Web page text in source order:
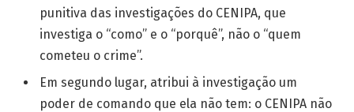
punitiva das investigações do CENIPA, que
investiga o “como” e o “porquê”, não o “quem
cometeu o crime”.
Em segundo lugar, atribui à investigação um
poder de comando que ela não tem: o CENIPA não